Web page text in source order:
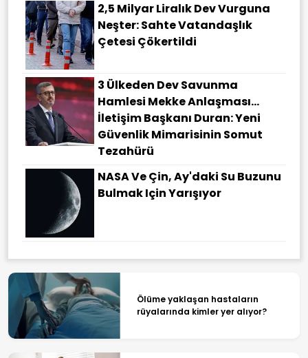
2,5 Milyar Liralık Dev Vurguna
Neşter: Sahte Vatandaşlık
Çetesi Çökertildi
3 Ülkeden Dev Savunma
Hamlesi Mekke Anlaşması…
İletişim Başkanı Duran: Yeni
Güvenlik Mimarisinin Somut
Tezahürü
NASA Ve Çin, Ay'daki Su Buzunu
Bulmak Için Yarışıyor
Ölüme yaklaşan hastaların
rüyalarında kimler yer alıyor?